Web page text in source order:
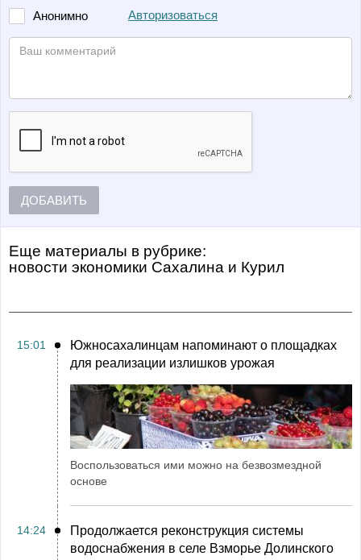
Анонимно Авторизоваться
ДОБАВИТЬ
Еще материалы в рубрике:
Новости экономики Сахалина и Курил
15:01
Южносахалинцам напоминают о площадках
для реализации излишков урожая
Воспользоваться ими можно на безвозмездной
основе
14:24
Продолжается реконструкция системы
водоснабжения в селе Взморье Долинского